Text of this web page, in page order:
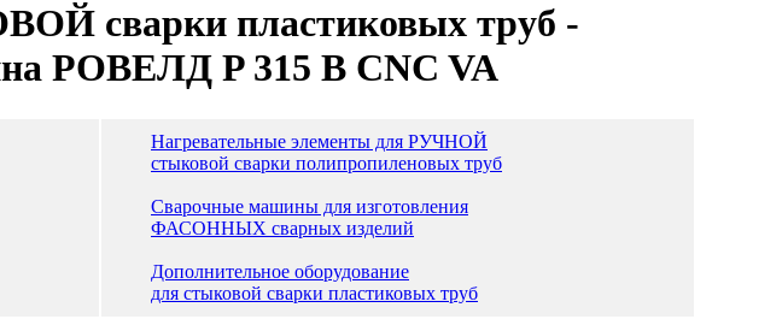
сварки пластиковых труб -
РОВЕЛД P 315 B CNC VA
Нагревательные элементы для РУЧНОЙ
стыковой сварки полипропиленовых труб
Сварочные машины для изготовления
ФАСОННЫХ сварных изделий
Дополнительное оборудование
для стыковой сварки пластиковых труб